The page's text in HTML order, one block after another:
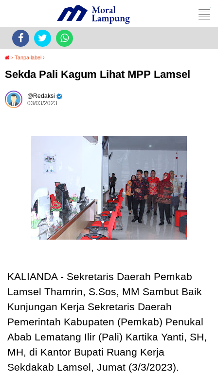
› Tanpa label ›
Sekda Pali Kagum Lihat MPP Lamsel
Redaksi
03/03/2023
KALIANDA - Sekretaris Daerah Pemkab
Lamsel Thamrin, S.Sos, MM Sambut Baik
Kunjungan Kerja Sekretaris Daerah
Pemerintah Kabupaten (Pemkab) Penukal
Abab Lematang Ilir (Pali) Kartika Yanti, SH,
MH, di Kantor Bupati Ruang Kerja
Sekdakab Lamsel, Jumat (3/3/2023).